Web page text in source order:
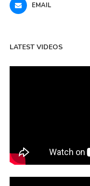
EMAIL
LATEST VIDEOS